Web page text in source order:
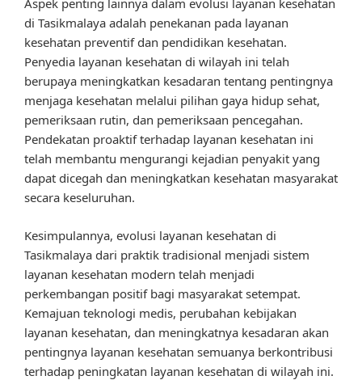
Aspek penting lainnya dalam evolusi layanan kesehatan
di Tasikmalaya adalah penekanan pada layanan
kesehatan preventif dan pendidikan kesehatan.
Penyedia layanan kesehatan di wilayah ini telah
berupaya meningkatkan kesadaran tentang pentingnya
menjaga kesehatan melalui pilihan gaya hidup sehat,
pemeriksaan rutin, dan pemeriksaan pencegahan.
Pendekatan proaktif terhadap layanan kesehatan ini
telah membantu mengurangi kejadian penyakit yang
dapat dicegah dan meningkatkan kesehatan masyarakat
secara keseluruhan.
Kesimpulannya, evolusi layanan kesehatan di
Tasikmalaya dari praktik tradisional menjadi sistem
layanan kesehatan modern telah menjadi
perkembangan positif bagi masyarakat setempat.
Kemajuan teknologi medis, perubahan kebijakan
layanan kesehatan, dan meningkatnya kesadaran akan
pentingnya layanan kesehatan semuanya berkontribusi
terhadap peningkatan layanan kesehatan di wilayah ini.